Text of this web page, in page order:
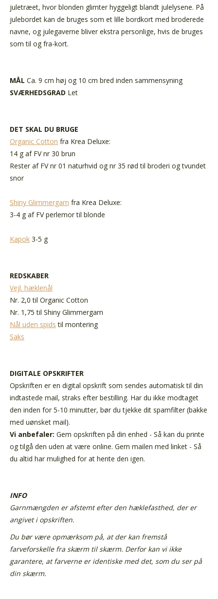
juletræet, hvor blonden glimter hyggeligt blandt julelysene. På
julebordet kan de bruges som et lille bordkort med broderede
navne, og julegaverne bliver ekstra personlige, hvis de bruges
som til og fra-kort.
MÅL Ca. 9 cm høj og 10 cm bred inden sammensyning
SVÆRHEDSGRAD Let
DET SKAL DU BRUGE
Organic Cotton fra Krea Deluxe:
14 g af FV nr 30 brun
Rester af FV nr 01 naturhvid og nr 35 rød til broderi og tvundet
snor
Shiny Glimmergarn fra Krea Deluxe:
3-4 g af FV perlemor til blonde
Kapok 3-5 g
REDSKABER
Vejl. hæklenål
Nr. 2,0 til Organic Cotton
Nr. 1,75 til Shiny Glimmergarn
Nål uden spids til montering
Saks
DIGITALE OPSKRIFTER
Opskriften er en digital opskrift som sendes automatisk til din
indtastede mail, straks efter bestilling. Har du ikke modtaget
den inden for 5-10 minutter, bør du tjekke dit spamfilter (bakke
med uønsket mail).
Vi anbefaler: Gem opskriften på din enhed - Så kan du printe
og tilgå den uden at være online. Gem mailen med linket - Så
du altid har mulighed for at hente den igen.
INFO
Garnmængden er afstemt efter den hæklefasthed, der er
angivet i opskriften.
Du bør være opmærksom på, at der kan fremstå
farveforskelle fra skærm til skærm. Derfor kan vi ikke
garantere, at farverne er identiske med det, som du ser på
din skærm.